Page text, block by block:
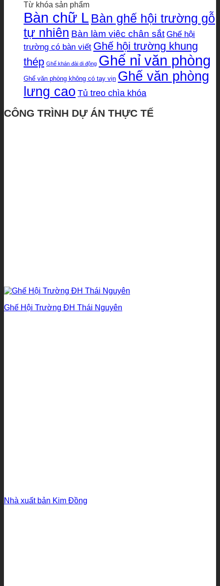
Từ khóa sản phẩm
Bàn chữ L Bàn ghế hội trường gỗ
tự nhiên Bàn làm việc chân sắt Ghế hội
trường có bàn viết Ghế hội trường khung
thép Ghế khán đài di động Ghế nỉ văn phòng
Ghế văn phòng không có tay vịn Ghế văn phòng
lưng cao Tủ treo chìa khóa
CÔNG TRÌNH DỰ ÁN THỰC TẾ
Ghế Hội Trường ĐH Thái Nguyên
Nhà xuất bản Kim Đồng